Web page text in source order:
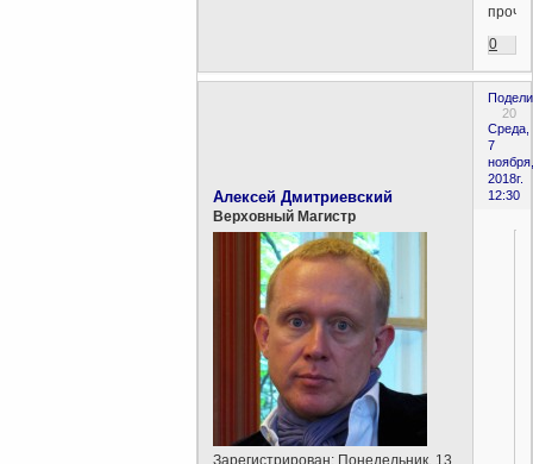
0
20
Среда,
7
ноября,
2018г.
12:30
Алексей Дмитриевский
Верховный Магистр
Зарегистрирован: Понедельник, 13